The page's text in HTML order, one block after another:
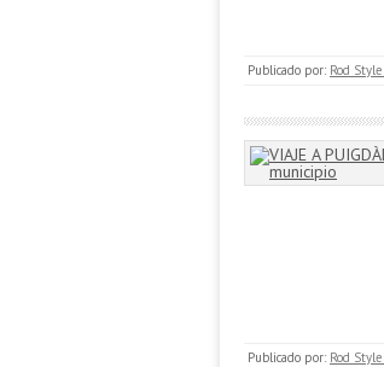
Publicado por: Rod
Publicado por: Rod